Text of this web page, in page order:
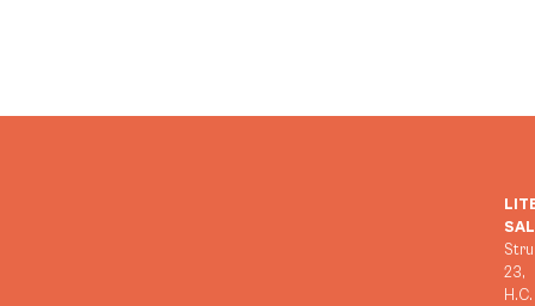
23,
H.C.